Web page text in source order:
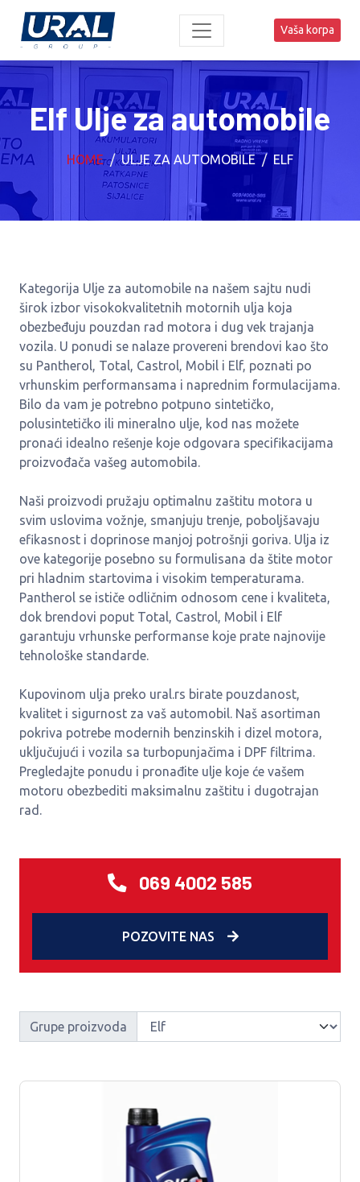
Vaša korpa
Elf Ulje za automobile
HOME ULJE ZA AUTOMOBILE ELF
Kategorija Ulje za automobile na našem sajtu nudi
širok izbor visokokvalitetnih motornih ulja koja
obezbeđuju pouzdan rad motora i dug vek trajanja
vozila. U ponudi se nalaze provereni brendovi kao što
su Pantherol, Total, Castrol, Mobil i Elf, poznati po
vrhunskim performansama i naprednim formulacijama.
Bilo da vam je potrebno potpuno sintetičko,
polusintetičko ili mineralno ulje, kod nas možete
pronaći idealno rešenje koje odgovara specifikacijama
proizvođača vašeg automobila.
Naši proizvodi pružaju optimalnu zaštitu motora u
svim uslovima vožnje, smanjuju trenje, poboljšavaju
efikasnost i doprinose manjoj potrošnji goriva. Ulja iz
ove kategorije posebno su formulisana da štite motor
pri hladnim startovima i visokim temperaturama.
Pantherol se ističe odličnim odnosom cene i kvaliteta,
dok brendovi poput Total, Castrol, Mobil i Elf
garantuju vrhunske performanse koje prate najnovije
tehnološke standarde.
Kupovinom ulja preko ural.rs birate pouzdanost,
kvalitet i sigurnost za vaš automobil. Naš asortiman
pokriva potrebe modernih benzinskih i dizel motora,
uključujući i vozila sa turbopunjačima i DPF filtrima.
Pregledajte ponudu i pronađite ulje koje će vašem
motoru obezbediti maksimalnu zaštitu i dugotrajan
rad.
069 4002 585
POZOVITE NAS
Grupe proizvoda